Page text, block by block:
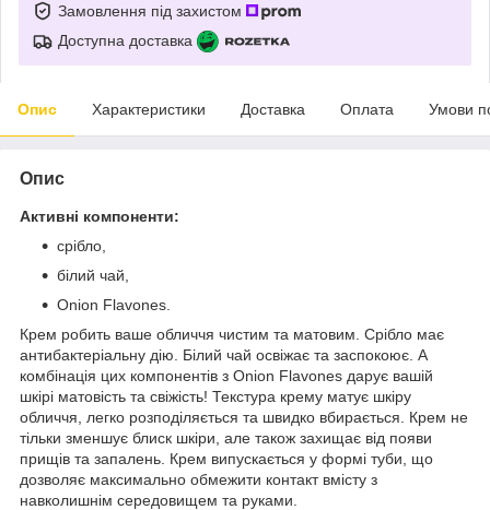
Замовлення під захистом
Доступна доставка
Опис Характеристики Доставка Оплата Умови
Опис
Активні компоненти:
срібло,
білий чай,
Onion Flavones.
Крем робить ваше обличчя чистим та матовим. Срібло має
антибактеріальну дію. Білий чай освіжає та заспокоює. А
комбінація цих компонентів з Onion Flavones дарує вашій
шкірі матовість та свіжість! Текстура крему матує шкіру
обличчя, легко розподіляється та швидко вбирається. Крем не
тільки зменшує блиск шкіри, але також захищає від появи
прищів та запалень. Крем випускається у формі туби, що
дозволяє максимально обмежити контакт вмісту з
навколишнім середовищем та руками.